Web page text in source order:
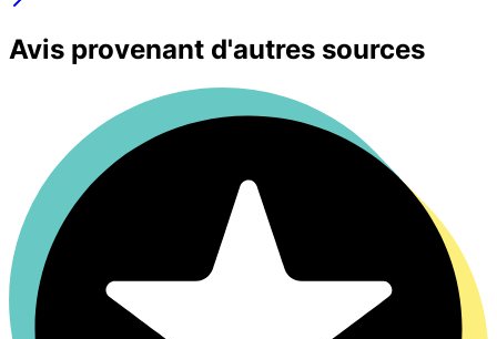
Avis provenant d'autres sources